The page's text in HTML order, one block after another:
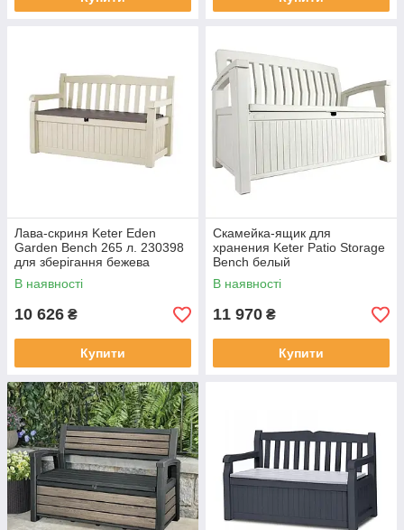
Лава-скриня Keter Eden
Garden Bench 265 л. 230398
для зберігання бежева
(183978)
В наявності
10 626 ₴
Купити
Скамейка-ящик для
хранения Keter Patio Storage
Bench белый
В наявності
11 970 ₴
Купити